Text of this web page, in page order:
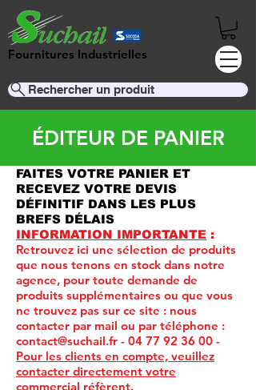
Fournitures Industrielles
Rechercher un produit
ÉDITEUR DE PANIER
FAITES VOTRE PANIER ET
RECEVEZ VOTRE DEVIS
DÉFINITIF DANS LES PLUS
BREFS DÉLAIS
INFORMATION IMPORTANTE :
Retrouvez ici une sélection de produits
que nous tenons en stock dans notre
agence, pour toute demande de
produits supplémentaires ou que vous
ne trouvez pas sur ce site : nous
contacter par mail ou par téléphone :
contact@suchail.fr - 04 77 92 36 00 -
Pour les clients en compte, veuillez
contacter directement votre
commercial réfèrent.